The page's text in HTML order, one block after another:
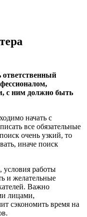
ответственный
с ним должно быть
начать с
все обязательные
очень узкий, то
иначе поиск
условия работы
и желательные
Важно
лицами,
сэкономить время на